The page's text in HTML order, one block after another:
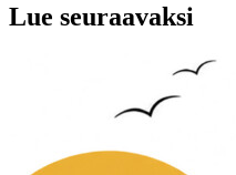
Lue seuraavaksi